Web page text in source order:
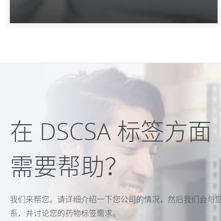
在 DSCSA 标签方面
需要帮助？
我们来帮您。请详细介绍一下您公司的情况，然后我们会与
系，并讨论您的药物标签需求。